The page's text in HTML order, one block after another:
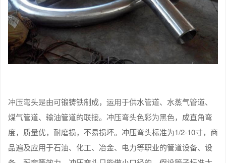
冲压弯头是由可锻铸铁制成，运用于供水管道、水蒸气管道、
煤气管道、输油管道的联接。冲压弯头色彩为黑色，成直角弯
度，质量优，耐磨损，不易损坏。冲压弯头标准为1/2-10寸，商
品遍及应用于石油、化工、冶金、电力等职业的管道设备、设